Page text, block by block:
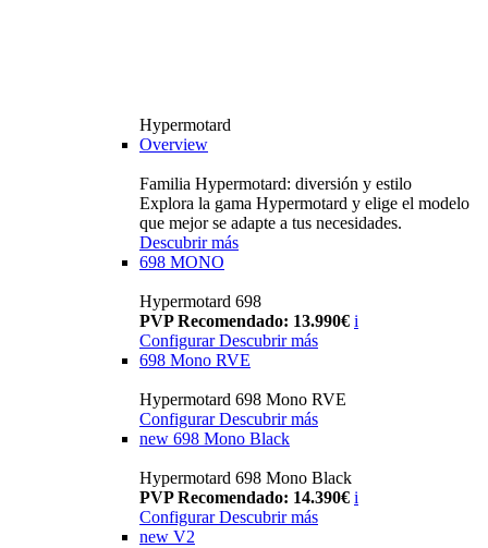
Hypermotard
Overview
Familia Hypermotard: diversión y estilo
Explora la gama Hypermotard y elige el modelo
que mejor se adapte a tus necesidades.
Descubrir más
698 MONO
Hypermotard 698
PVP Recomendado: 13.990€ i
ConfigurarDescubrir más
698 Mono RVE
Hypermotard 698 Mono RVE
Configurar Descubrir más
new 698 Mono Black
Hypermotard 698 Mono Black
PVP Recomendado: 14.390€ i
Configurar Descubrir más
new V2